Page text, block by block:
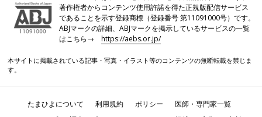
著作権者からコンテンツ使用許諾を得た正規版配信サービス
であることを示す登録商標（登録番号 第11091000号）です。
ABJマークの詳細、ABJマークを掲示しているサービスの一覧
はこちら→https://aebs.or.jp/
本サイトに掲載されている記事・写真・イラスト等のコンテンツの無断転載を禁じま
す。
たまひよについて 利用規約 ポリシー
医師・専門家一覧